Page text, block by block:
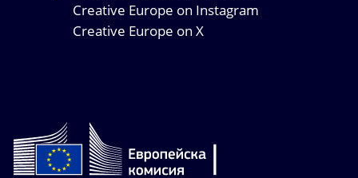
Creative Europe on Instagram
Creative Europe on X